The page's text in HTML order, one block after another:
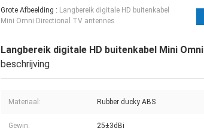
Grote Afbeelding : Langbereik digitale HD buitenkabel
Mini Omni Directional TV antennes
Langbereik digitale HD buitenkabel Mini
beschrijving
Materiaal: Rubber ducky ABS
Gewin: 25±3dBi